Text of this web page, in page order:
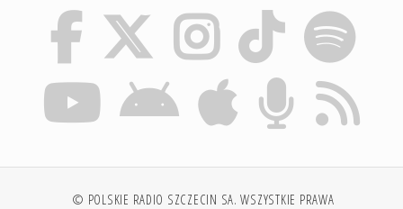
© POLSKIE RADIO SZCZECIN SA. WSZYSTKIE PRAWA